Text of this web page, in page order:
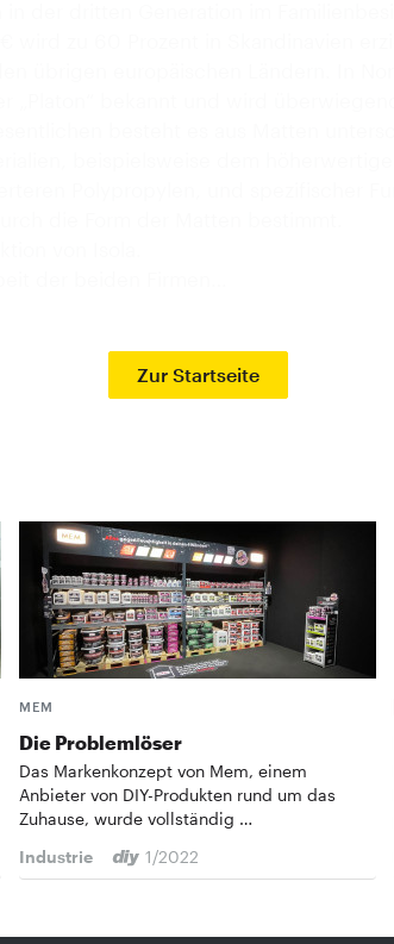
Zur Startseite
MEM
Die Problemlöser
Das Markenkonzept von Mem, einem
Anbieter von DIY-Produkten rund um das
Zuhause, wurde vollständig …
Industrie
1/2022